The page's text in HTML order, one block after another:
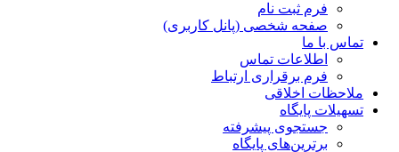
فرم ثبت نام
صفحه شخصی (پانل کاربری)
تماس با ما
اطلاعات تماس
فرم برقراری ارتباط
ملاحظات اخلاقی
تسهیلات پایگاه
جستجوی پیشرفته
برترین‌های پایگاه